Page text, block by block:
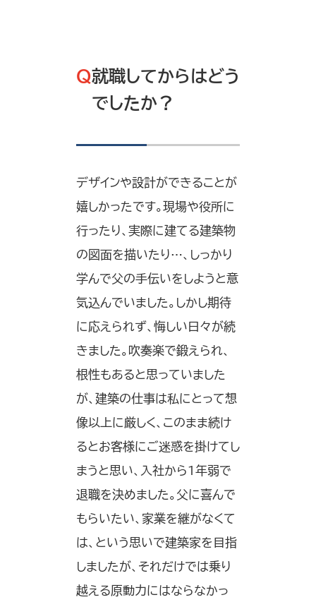
Q就職してからはどう
でしたか？
デザインや設計ができることが
嬉しかったです。現場や役所に
行ったり、実際に建てる建築物
の図面を描いたり…、しっかり
学んで父の手伝いをしようと意
気込んでいました。しかし期待
に応えられず、悔しい日々が続
きました。吹奏楽で鍛えられ、
根性もあると思っていました
が、建築の仕事は私にとって想
像以上に厳しく、このまま続け
るとお客様にご迷惑を掛けてし
まうと思い、入社から1年弱で
退職を決めました。父に喜んで
もらいたい、家業を継がなくて
は、という思いで建築家を目指
しましたが、それだけでは乗り
越える原動力にはならなかっ